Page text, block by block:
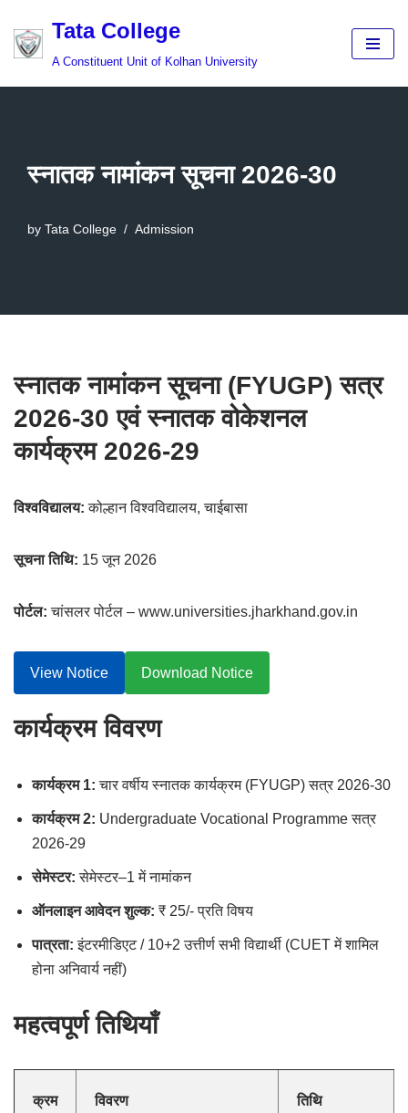
Skip
Tata College
A Constituent Unit of Kolhan University
स्नातक नामांकन सूचना 2026-30
by Tata College Admission
स्नातक नामांकन सूचना (FYUGP) सत्र
2026-30 एवं स्नातक वोकेशनल
कार्यक्रम 2026-29
विश्वविद्यालय: कोल्हान विश्वविद्यालय, चाईबासा
सूचना तिथि: 15 जून 2026
पोर्टल: चांसलर पोर्टल – www.universities.jharkhand.gov.in
View Notice Download Notice
कार्यक्रम विवरण
कार्यक्रम 1: चार वर्षीय स्नातक कार्यक्रम (FYUGP) सत्र 2026-30
कार्यक्रम 2: Undergraduate Vocational Programme सत्र
2026-29
सेमेस्टर: सेमेस्टर–1 में नामांकन
ऑनलाइन आवेदन शुल्क: ₹ 25/- प्रति विषय
पात्रता: इंटरमीडिएट / 10+2 उत्तीर्ण सभी विद्यार्थी (CUET में शामिल
होना अनिवार्य नहीं)
महत्वपूर्ण तिथियाँ
क्रम विवरण तिथि